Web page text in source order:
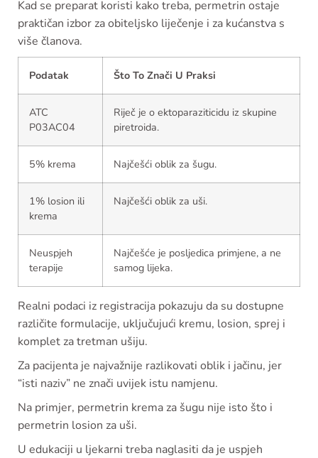
Kad se preparat koristi kako treba, permetrin ostaje
praktičan izbor za obiteljsko liječenje i za kućanstva s
više članova.
Podatak Što To Znači U Praksi
ATC
P03AC04
Riječ je o ektoparaziticidu iz skupine
piretroida.
5% krema Najčešći oblik za šugu.
1% losion ili
krema
Najčešći oblik za uši.
Neuspjeh
terapije
Najčešće je posljedica primjene, a ne
samog lijeka.
Realni podaci iz registracija pokazuju da su dostupne
različite formulacije, uključujući kremu, losion, sprej i
komplet za tretman ušiju.
Za pacijenta je najvažnije razlikovati oblik i jačinu, jer
“isti naziv” ne znači uvijek istu namjenu.
Na primjer, permetrin krema za šugu nije isto što i
permetrin losion za uši.
U edukaciji u ljekarni treba naglasiti da je uspjeh